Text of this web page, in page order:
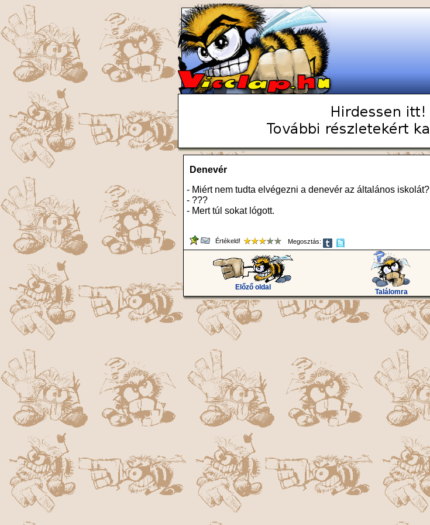
Denevér
- Miért nem tudta elvégezni a denevér az általános iskolát?
- ???
- Mert túl sokat lógott.
Értékeld! Megosztás:
Előző oldal
Találomra